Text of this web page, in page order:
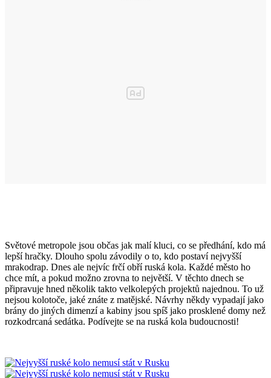
Světové metropole jsou občas jak malí kluci, co se předhání, kdo má
lepší hračky. Dlouho spolu závodily o to, kdo postaví nejvyšší
mrakodrap. Dnes ale nejvíc frčí obří ruská kola. Každé město ho
chce mít, a pokud možno zrovna to největší. V těchto dnech se
připravuje hned několik takto velkolepých projektů najednou. To už
nejsou kolotoče, jaké znáte z matějské. Návrhy někdy vypadají jako
brány do jiných dimenzí a kabiny jsou spíš jako prosklené domy než
rozkodrcaná sedátka. Podívejte se na ruská kola budoucnosti!